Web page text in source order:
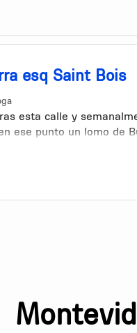
esq Saint Bois
esta calle y
ese punto un lomo de